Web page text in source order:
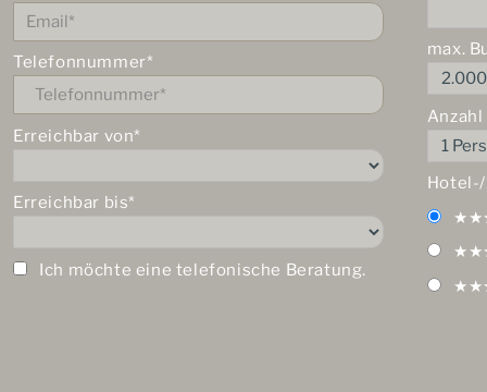
Telefonnummer*
Erreichbar von*
Erreichbar bis*
Ich möchte eine telefonische Beratung.
max.